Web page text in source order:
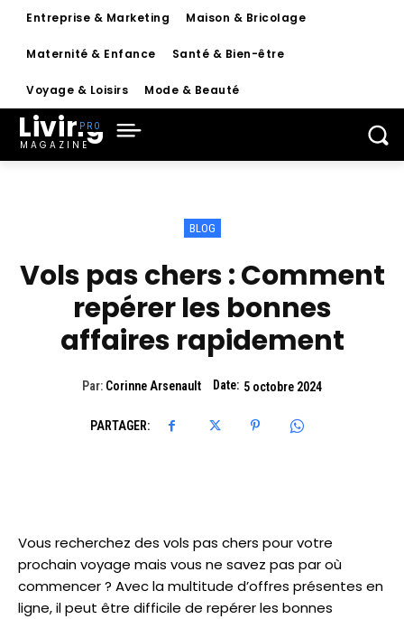
Entreprise & Marketing Maison & Bricolage
Maternité & Enfance Santé & Bien-être
Voyage & Loisirs Mode & Beauté
Living
MAGAZINE
BLOG
Vols pas chers : Comment
repérer les bonnes
affaires rapidement
Par: Corinne Arsenault Date: 5 octobre 2024
PARTAGER:
Vous recherchez des vols pas chers pour votre
prochain voyage mais vous ne savez pas par où
commencer ? Avec la multitude d’offres présentes en
ligne, il peut être difficile de repérer les bonnes